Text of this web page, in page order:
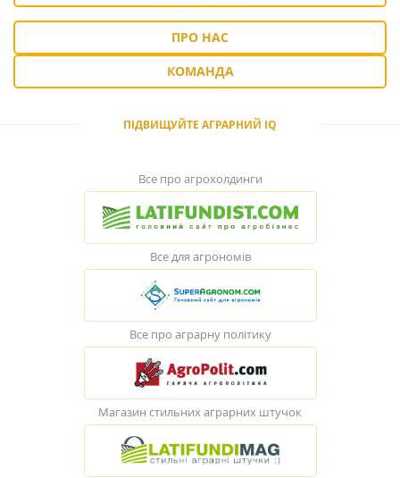
ПРО НАС
КОМАНДА
ПІДВИЩУЙТЕ АГРАРНИЙ IQ
Все про агрохолдинги
Все для агрономів
Все про аграрну політику
Магазин стильних аграрних штучок